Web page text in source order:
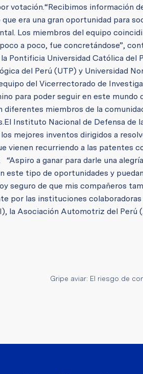
votación.“Recibimos información
era una gran oportunidad para
Los miembros del equipo
a poco, fue concretándose”,
Pontificia Universidad Católica del
del Perú (UTP) y Universidad
del Vicerrectorado de
para poder seguir en este mundo
miembros de la
El Instituto Nacional de Defensa de
mejores inventos dirigidos a
vienen recurriendo a las patentes
“Aspiro a ganar para darle una
este tipo de oportunidades y
seguro de que mis compañeros
por las instituciones colaboradoras
la Asociación Automotriz del Perú
Gripe aviar: El riesgo de